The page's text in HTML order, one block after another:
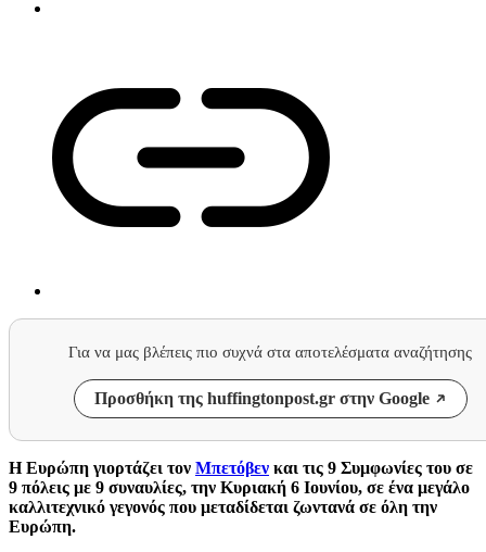
Για να μας βλέπεις πιο συχνά στα αποτελέσματα αναζήτησης
Προσθήκη της huffingtonpost.gr στην Google
Η Ευρώπη γιορτάζει τον Μπετόβεν και τις 9 Συμφωνίες του σε
9 πόλεις με 9 συναυλίες, την Κυριακή 6 Ιουνίου, σε ένα μεγάλο
καλλιτεχνικό γεγονός που μεταδίδεται ζωντανά σε όλη την
Ευρώπη.